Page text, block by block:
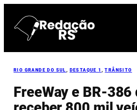
para
RIO GRANDE DO SUL , DESTAQUE 1 , TRÂNSITO
FreeWay e BR-386